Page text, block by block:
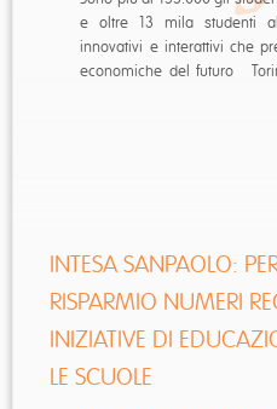
e oltre 13 mila studenti
innovativi e interattivi che
economiche del futuro
INTESA SANPAOLO:
RISPARMIO NUMERI
INIZIATIVE DI
LE SCUOLE